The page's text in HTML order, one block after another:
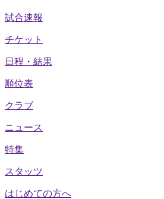
試合速報
チケット
日程・結果
順位表
クラブ
ニュース
特集
スタッツ
はじめての方へ